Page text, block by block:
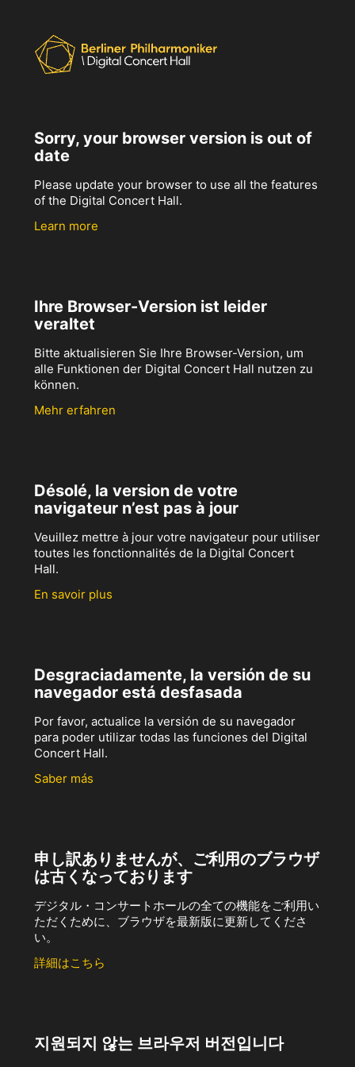
Sorry, your browser version is out of
date
Please update your browser to use all the features
of the Digital Concert Hall.
Learn more
Ihre Browser-Version ist leider
veraltet
Bitte aktualisieren Sie Ihre Browser-Version, um
alle Funktionen der Digital Concert Hall nutzen zu
können.
Mehr erfahren
Désolé, la version de votre
navigateur n’est pas à jour
Veuillez mettre à jour votre navigateur pour utiliser
toutes les fonctionnalités de la Digital Concert
Hall.
En savoir plus
Desgraciadamente, la versión de su
navegador está desfasada
Por favor, actualice la versión de su navegador
para poder utilizar todas las funciones del Digital
Concert Hall.
Saber más
申し訳ありませんが、ご利用のブラウザ
は古くなっております
デジタル・コンサートホールの全ての機能をご利用い
ただくために、ブラウザを最新版に更新してくださ
い。
詳細はこちら
지원되지 않는 브라우저 버전입니다